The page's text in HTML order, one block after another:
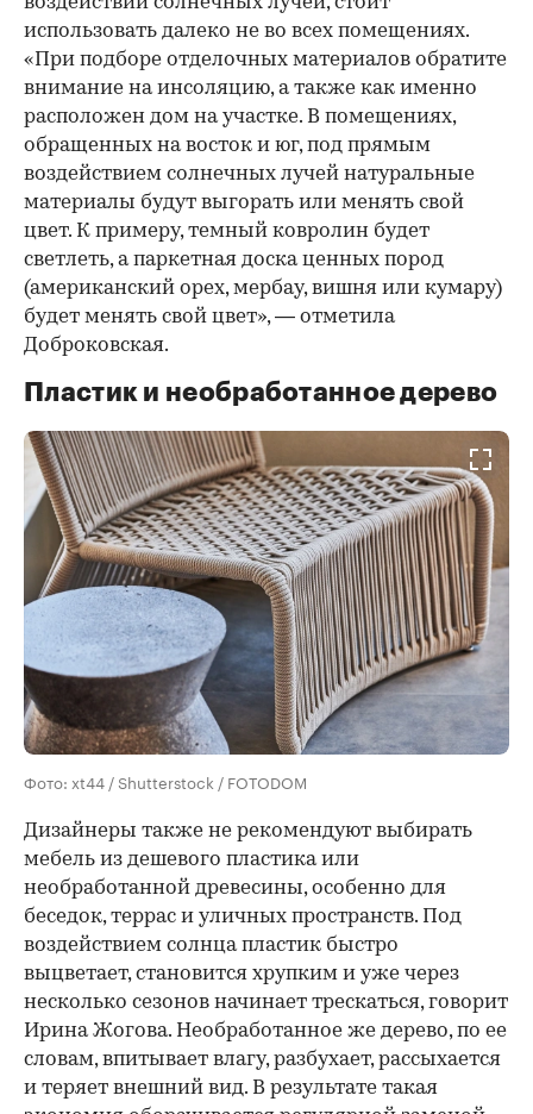
использовать далеко не во всех помещениях.
«При подборе отделочных материалов обратите
внимание на инсоляцию, а также как именно
расположен дом на участке. В помещениях,
обращенных на восток и юг, под прямым
воздействием солнечных лучей натуральные
материалы будут выгорать или менять свой
цвет. К примеру, темный ковролин будет
светлеть, а паркетная доска ценных пород
(американский орех, мербау, вишня или кумару)
будет менять свой цвет», — отметила
Доброковская.
Пластик и необработанное дерево
Фото: xt44 / Shutterstock / FOTODOM
Дизайнеры также не рекомендуют выбирать
мебель из дешевого пластика или
необработанной древесины, особенно для
беседок, террас и уличных пространств. Под
воздействием солнца пластик быстро
выцветает, становится хрупким и уже через
несколько сезонов начинает трескаться, говорит
Ирина Жогова. Необработанное же дерево, по ее
словам, впитывает влагу, разбухает, рассыхается
и теряет внешний вид. В результате такая